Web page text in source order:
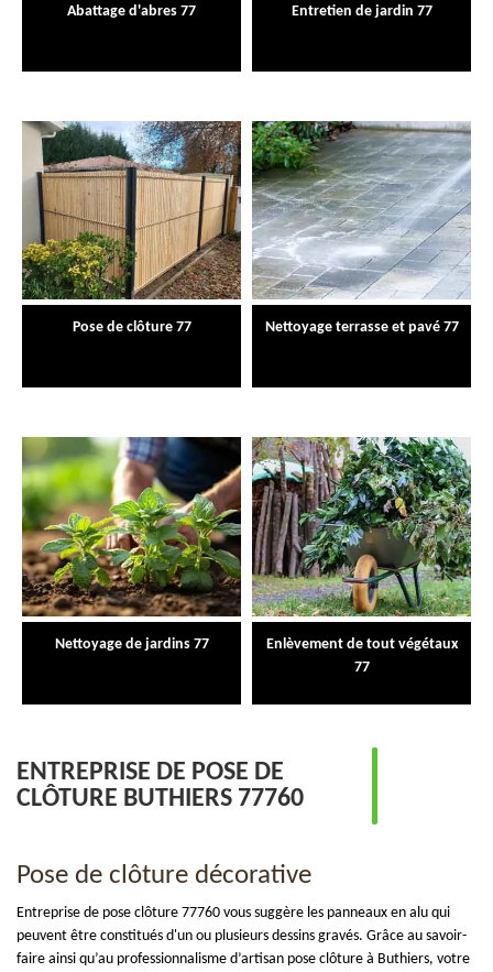
Abattage d'abres 77 Entretien de jardin 77
Pose de clôture 77 Nettoyage terrasse et pavé 77
Nettoyage de jardins 77
Enlèvement de tout végétaux
77
ENTREPRISE DE POSE DE
CLÔTURE BUTHIERS 77760
Pose de clôture décorative
Entreprise de pose clôture 77760 vous suggère les panneaux en alu qui
peuvent être constitués d'un ou plusieurs dessins gravés. Grâce au savoir-
faire ainsi qu’au professionnalisme d’artisan pose clôture à Buthiers, votre